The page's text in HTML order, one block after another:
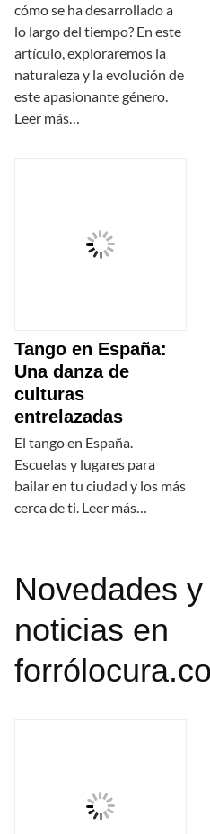
cómo se ha desarrollado a
lo largo del tiempo? En este
artículo, exploraremos la
naturaleza y la evolución de
este apasionante género.
Leer más…
Tango en España:
Una danza de
culturas
entrelazadas
El tango en España.
Escuelas y lugares para
bailar en tu ciudad y los más
cerca de ti. Leer más…
Novedades
noticias en